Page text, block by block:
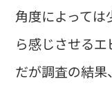
角度によって
ら感じさせるエ
だが調査の結